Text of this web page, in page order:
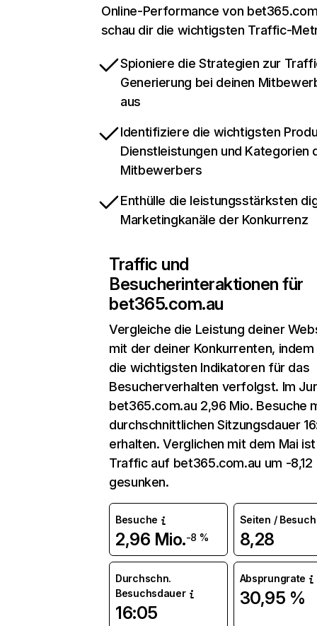
Online-Performance von
schau dir die wichtigsten Traffic-
Spioniere die Strategien zur
Generierung bei deinen
aus
Identifiziere die wichtigsten
Dienstleistungen und Kategorien
Mitbewerbers
Enthülle die leistungsstärksten
Marketingkanäle der Konkurrenz
Traffic und
Besucherinteraktionen für
bet365.com.au
Vergleiche die Leistung deiner
mit der deiner Konkurrenten, indem
die wichtigsten Indikatoren für das
Besucherverhalten verfolgst. Im
bet365.com.au 2,96 Mio. Besuche
durchschnittlichen Sitzungsdauer
erhalten. Verglichen mit dem Mai
Traffic auf bet365.com.au um -8,12
gesunken.
Besuche
2,96 Mio.-8 %
Seiten / Besuch
8,28
Durchschn.
Besuchsdauer
16:05
Absprungrate
30,95 %